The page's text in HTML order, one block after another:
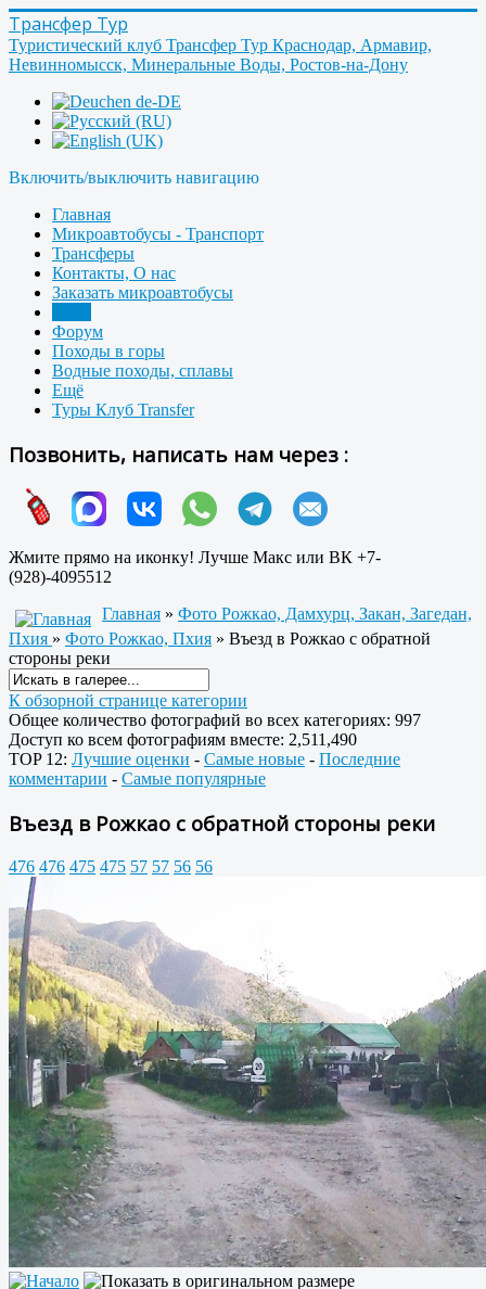
Трансфер Тур
Туристический клуб Трансфер Тур Краснодар, Армавир,
Невинномысск, Минеральные Воды, Ростов-на-Дону
Включить/выключить навигацию
Главная
Микроавтобусы - Транспорт
Трансферы
Контакты, О нас
Заказать микроавтобусы
Форум
Походы в горы
Водные походы, сплавы
Ещё
Туры Клуб Transfer
Позвонить, написать нам через :
Жмите прямо на иконку! Лучше Макс или ВК +7-
(928)-4095512
Главная » Фото Рожкао, Дамхурц, Закан, Загедан,
Пхия » Фото Рожкао, Пхия » Въезд в Рожкао с обратной
стороны реки
К обзорной странице категории
Общее количество фотографий во всех категориях: 997
Доступ ко всем фотографиям вместе: 2,511,490
TOP 12: Лучшие оценки - Самые новые - Последние
комментарии - Самые популярные
Въезд в Рожкао с обратной стороны реки
476 476 475 475 57 57 56 56